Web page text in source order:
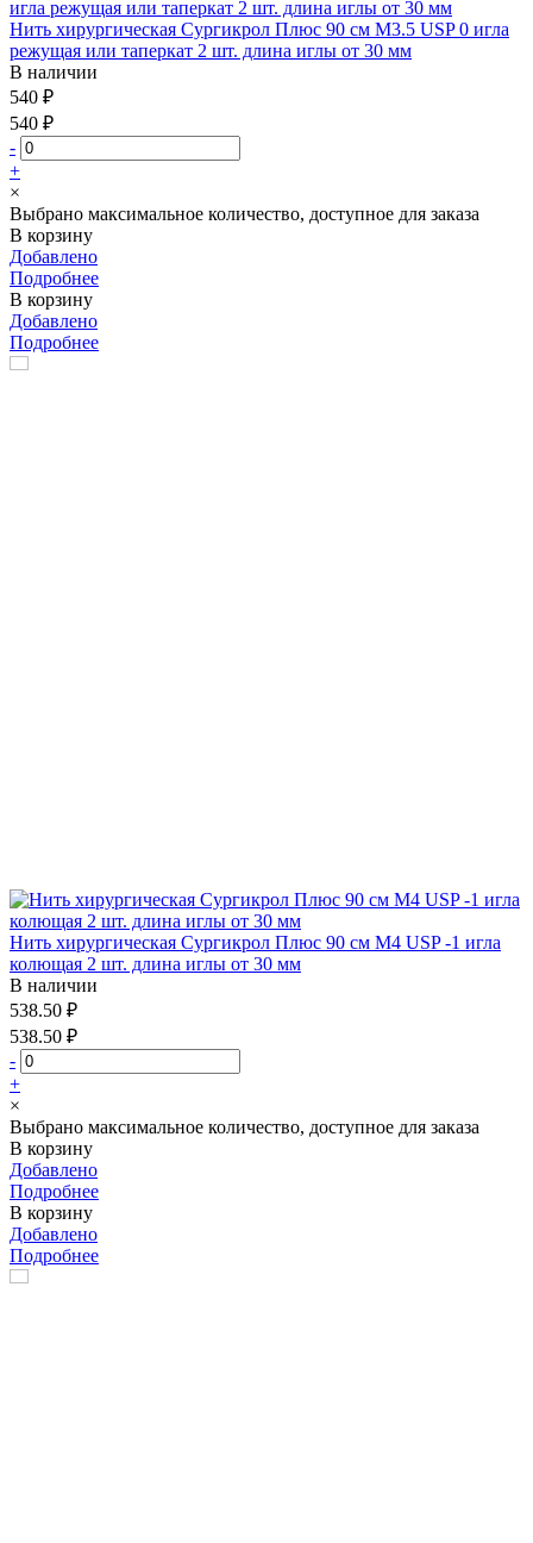
Нить хирургическая Сургикрол Плюс 90 см М3.5 USP 0 игла
режущая или таперкат 2 шт. длина иглы от 30 мм
В наличии
540 ₽
540 ₽
-
+
×
Выбрано максимальное количество, доступное для заказа
В корзину
Добавлено
Подробнее
В корзину
Добавлено
Подробнее
Нить хирургическая Сургикрол Плюс 90 см М4 USP -1 игла
колющая 2 шт. длина иглы от 30 мм
В наличии
538.50 ₽
538.50 ₽
-
+
×
Выбрано максимальное количество, доступное для заказа
В корзину
Добавлено
Подробнее
В корзину
Добавлено
Подробнее